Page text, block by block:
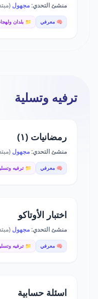
منشئ التحدي:مجهول
🧠 معرفي 📁 بلدان
ترفيه وتسلية
رمضانيات (١)
منشئ التحدي:مجهول
🧠 معرفي 📁 ترفيه
اختبار الأوتاكو
منشئ التحدي:مجهول
🧠 معرفي 📁 ترفيه
اسئلة حسابية